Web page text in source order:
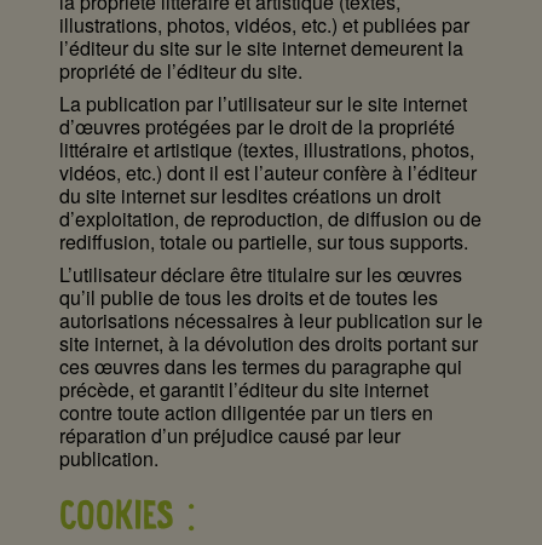
illustrations, photos, vidéos, etc.) et publiées par
l’éditeur du site sur le site internet demeurent la
propriété de l’éditeur du site.
La publication par l’utilisateur sur le site internet
d’œuvres protégées par le droit de la propriété
littéraire et artistique (textes, illustrations, photos,
vidéos, etc.) dont il est l’auteur confère à l’éditeur
du site internet sur lesdites créations un droit
d’exploitation, de reproduction, de diffusion ou de
rediffusion, totale ou partielle, sur tous supports.
L’utilisateur déclare être titulaire sur les œuvres
qu’il publie de tous les droits et de toutes les
autorisations nécessaires à leur publication sur le
site internet, à la dévolution des droits portant sur
ces œuvres dans les termes du paragraphe qui
précède, et garantit l’éditeur du site internet
contre toute action diligentée par un tiers en
réparation d’un préjudice causé par leur
publication.
COOKIES :